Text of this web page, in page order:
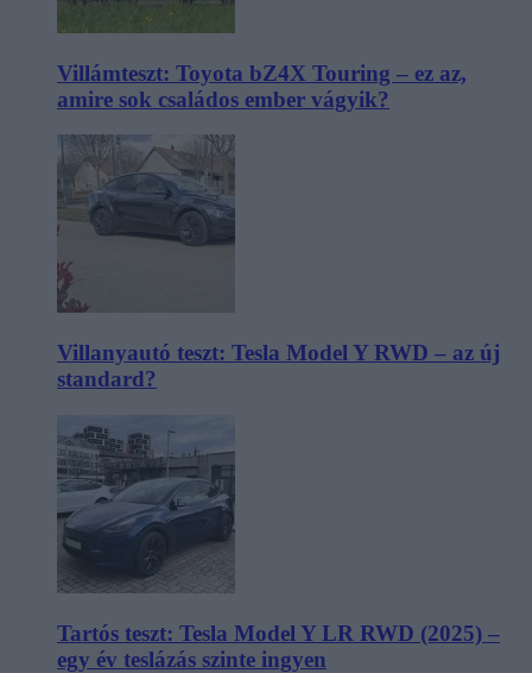
Villámteszt: Toyota bZ4X Touring – ez az,
amire sok családos ember vágyik?
Villanyautó teszt: Tesla Model Y RWD – az új
standard?
Tartós teszt: Tesla Model Y LR RWD (2025) –
egy év teslázás szinte ingyen